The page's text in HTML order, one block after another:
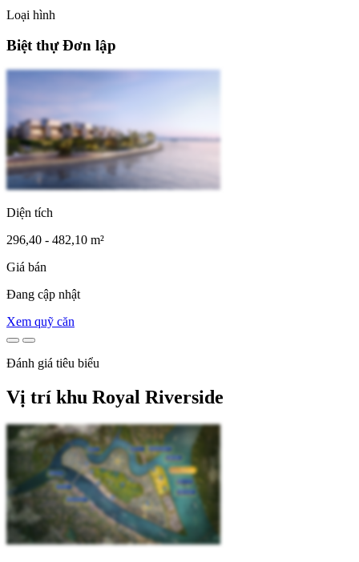
Loại hình
Biệt thự Đơn lập
Diện tích
296,40 - 482,10 m²
Giá bán
Đang cập nhật
Xem quỹ căn
Đánh giá tiêu biểu
Vị trí khu Royal Riverside